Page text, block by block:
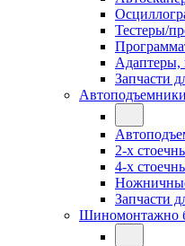
Тестеры/
Адаптеры,
Запчасти
Автоподъемники
2-х
4-х
Запчасти
Шиномонтажно